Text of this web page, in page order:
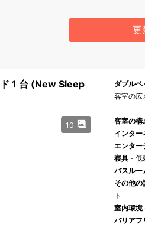
更
1 台 (New Sleep
10
ダブルベ
客室の広
客室の構
インター
エンター
寝具- 低
バスルー
その他の
ト
室内環境
バリアフ